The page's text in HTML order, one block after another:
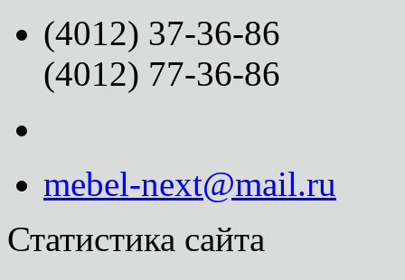
(4012) 37-36-86
(4012) 77-36-86
mebel-next@mail.ru
Статистика сайта